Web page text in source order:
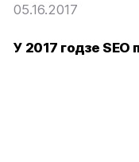
05.16.2017
У 2017 годзе SEO